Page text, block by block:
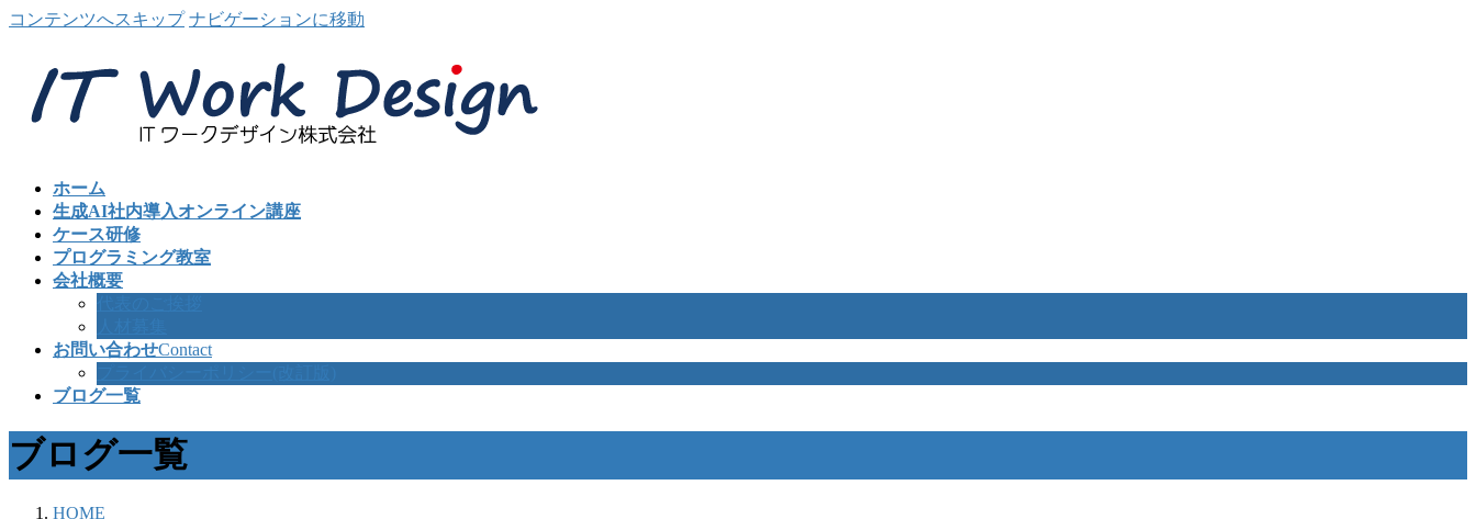
コンテンツへスキップ ナビゲーションに移動
ホーム
生成AI社内導入オンライン講座
ケース研修
プログラミング教室
会社概要
お問い合わせContact
ブログ一覧
ブログ一覧
HOME